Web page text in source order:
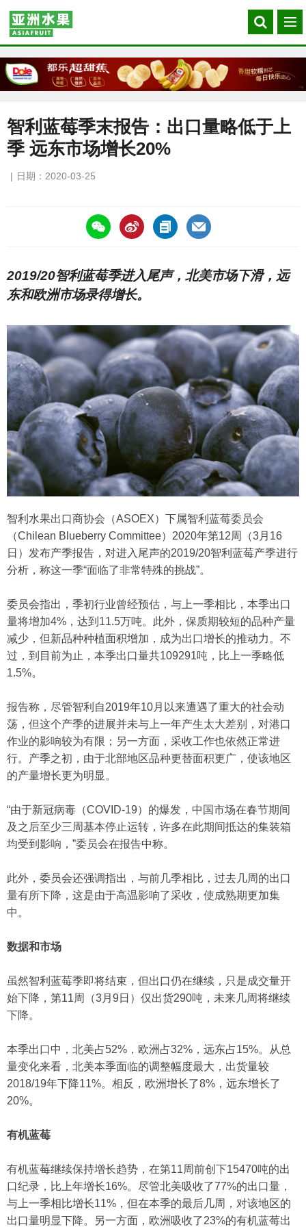
Search
our
菜
单
智利蓝莓季末报告：出口量略低于上
季 远东市场增长20%
日期：2020-03-25
https://asiafruitchina.net/19353.html
2019/20智利蓝莓季进入尾声，北美市场下滑，远
东和欧洲市场录得增长。
智利水果出口商协会（ASOEX）下属智利蓝莓委员会
（Chilean Blueberry Committee）2020年第12周（3月16
日）发布产季报告，对进入尾声的2019/20智利蓝莓产季进行
分析，称这一季“面临了非常特殊的挑战”。
委员会指出，季初行业曾经预估，与上一季相比，本季出口
量将增加4%，达到11.5万吨。此外，保质期较短的品种产量
减少，但新品种种植面积增加，成为出口增长的推动力。不
过，到目前为止，本季出口量共109291吨，比上一季略低
1.5%。
报告称，尽管智利自2019年10月以来遭遇了重大的社会动
荡，但这个产季的进展并未与上一年产生太大差别，对港口
作业的影响较为有限；另一方面，采收工作也依然正常进
行。产季之初，由于北部地区品种更替面积更广，使该地区
的产量增长更为明显。
“由于新冠病毒（COVID-19）的爆发，中国市场在春节期间
及之后至少三周基本停止运转，许多在此期间抵达的集装箱
均受到影响，”委员会在报告中称。
此外，委员会还强调指出，与前几季相比，过去几周的出口
量有所下降，这是由于高温影响了采收，使成熟期更加集
中。
数据和市场
虽然智利蓝莓季即将结束，但出口仍在继续，只是成交量开
始下降，第11周（3月9日）仅出货290吨，未来几周将继续
下降。
本季出口中，北美占52%，欧洲占32%，远东占15%。从总
量变化来看，北美本季面临的调整幅度最大，出货量较
2018/19年下降11%。相反，欧洲增长了8%，远东增长了
20%。
有机蓝莓
有机蓝莓继续保持增长趋势，在第11周前创下15470吨的出
口纪录，比上年增长16%。尽管北美吸收了77%的出口量，
与上一季相比增长11%，但在本季的最后几周，对该地区的
出口量明显下降。另一方面，欧洲吸收了23%的有机蓝莓出